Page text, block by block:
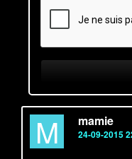
M mamie
24-09-2015